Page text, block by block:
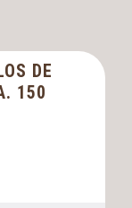
DE
150